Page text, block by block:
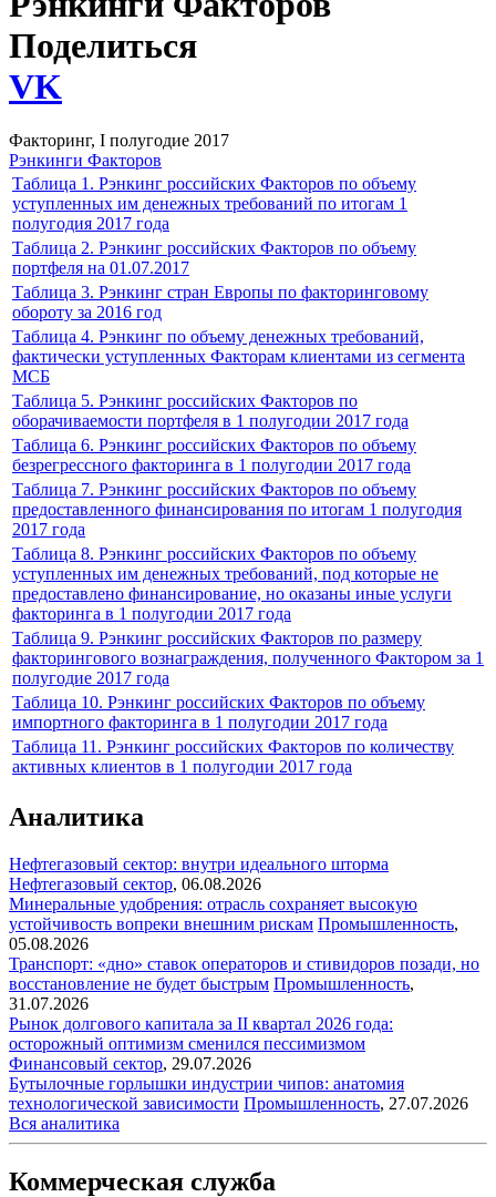
Поделиться
VK
Факторинг, I полугодие 2017
Рэнкинги Факторов
Таблица 1. Рэнкинг российских Факторов по объему
уступленных им денежных требований по итогам 1
полугодия 2017 года
Таблица 2. Рэнкинг российских Факторов по объему
портфеля на 01.07.2017
Таблица 3. Рэнкинг стран Европы по факторинговому
обороту за 2016 год
Таблица 4. Рэнкинг по объему денежных требований,
фактически уступленных Факторам клиентами из сегмента
МСБ
Таблица 5. Рэнкинг российских Факторов по
оборачиваемости портфеля в 1 полугодии 2017 года
Таблица 6. Рэнкинг российских Факторов по объему
безрегрессного факторинга в 1 полугодии 2017 года
Таблица 7. Рэнкинг российских Факторов по объему
предоставленного финансирования по итогам 1 полугодия
2017 года
Таблица 8. Рэнкинг российских Факторов по объему
уступленных им денежных требований, под которые не
предоставлено финансирование, но оказаны иные услуги
факторинга в 1 полугодии 2017 года
Таблица 9. Рэнкинг российских Факторов по размеру
факторингового вознаграждения, полученного Фактором за 1
полугодие 2017 года
Таблица 10. Рэнкинг российских Факторов по объему
импортного факторинга в 1 полугодии 2017 года
Таблица 11. Рэнкинг российских Факторов по количеству
активных клиентов в 1 полугодии 2017 года
Аналитика
Нефтегазовый сектор: внутри идеального шторма
Нефтегазовый сектор, 06.08.2026
Минеральные удобрения: отрасль сохраняет высокую
устойчивость вопреки внешним рискам Промышленность,
05.08.2026
Транспорт: «дно» ставок операторов и стивидоров позади, но
восстановление не будет быстрым Промышленность,
31.07.2026
Рынок долгового капитала за II квартал 2026 года:
осторожный оптимизм сменился пессимизмом
Финансовый сектор, 29.07.2026
Бутылочные горлышки индустрии чипов: анатомия
технологической зависимости Промышленность, 27.07.2026
Вся аналитика
Коммерческая служба